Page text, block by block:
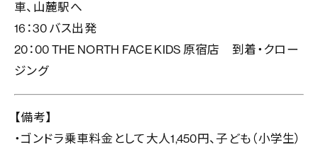
車、山麓駅へ
16 ：30 バス出発
20 ：00 THE NORTH FACE KIDS 原宿店 到着・クロー
ジング
【備考】
・ゴンドラ乗車料金として大人1,450円、子ども（小学生）